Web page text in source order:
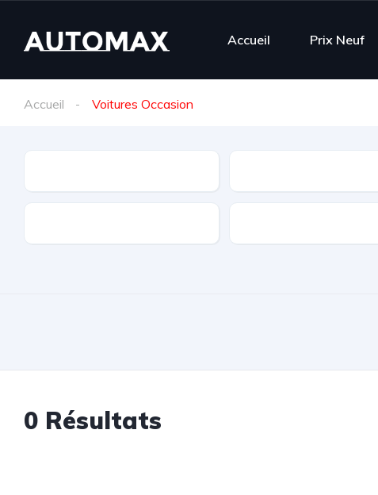
Accueil Prix Neuf
Accueil Voitures Occasion
0 Résultats